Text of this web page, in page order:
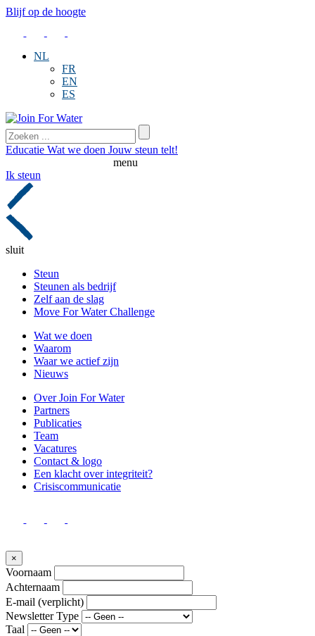
Blijf op de hoogte
NL
FR
EN
ES
Educatie Wat we doen Jouw steun telt!
menu
Ik steun
sluit
Steun
Steunen als bedrijf
Zelf aan de slag
Move For Water Challenge
Wat we doen
Waarom
Waar we actief zijn
Nieuws
Over Join For Water
Partners
Publicaties
Team
Vacatures
Contact & logo
Een klacht over integriteit?
Crisiscommunicatie
×
Voornaam
Achternaam
E-mail (verplicht)
Newsletter Type
Taal